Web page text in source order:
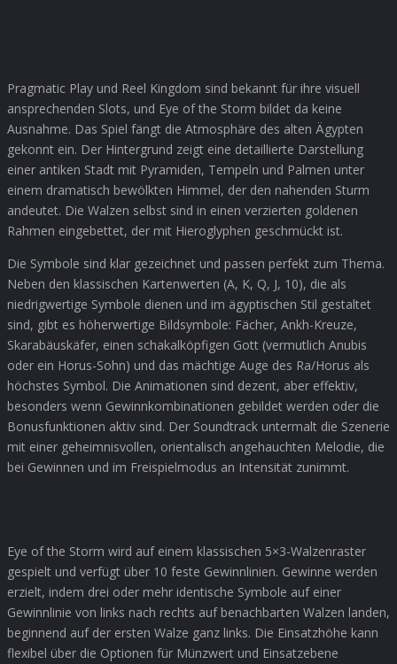
Pragmatic Play und Reel Kingdom sind bekannt für ihre visuell
ansprechenden Slots, und Eye of the Storm bildet da keine
Ausnahme. Das Spiel fängt die Atmosphäre des alten Ägypten
gekonnt ein. Der Hintergrund zeigt eine detaillierte Darstellung
einer antiken Stadt mit Pyramiden, Tempeln und Palmen unter
einem dramatisch bewölkten Himmel, der den nahenden Sturm
andeutet. Die Walzen selbst sind in einen verzierten goldenen
Rahmen eingebettet, der mit Hieroglyphen geschmückt ist.
Die Symbole sind klar gezeichnet und passen perfekt zum Thema.
Neben den klassischen Kartenwerten (A, K, Q, J, 10), die als
niedrigwertige Symbole dienen und im ägyptischen Stil gestaltet
sind, gibt es höherwertige Bildsymbole: Fächer, Ankh-Kreuze,
Skarabäuskäfer, einen schakalköpfigen Gott (vermutlich Anubis
oder ein Horus-Sohn) und das mächtige Auge des Ra/Horus als
höchstes Symbol. Die Animationen sind dezent, aber effektiv,
besonders wenn Gewinnkombinationen gebildet werden oder die
Bonusfunktionen aktiv sind. Der Soundtrack untermalt die Szenerie
mit einer geheimnisvollen, orientalisch angehauchten Melodie, die
bei Gewinnen und im Freispielmodus an Intensität zunimmt.
Eye of the Storm wird auf einem klassischen 5×3-Walzenraster
gespielt und verfügt über 10 feste Gewinnlinien. Gewinne werden
erzielt, indem drei oder mehr identische Symbole auf einer
Gewinnlinie von links nach rechts auf benachbarten Walzen landen,
beginnend auf der ersten Walze ganz links. Die Einsatzhöhe kann
flexibel über die Optionen für Münzwert und Einsatzebene